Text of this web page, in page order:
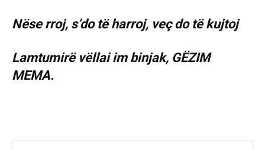
Nëse rroj, s’do të harroj, veç do të kujtoj
Lamtumirë vëllai im binjak, GËZIM
MEMA.